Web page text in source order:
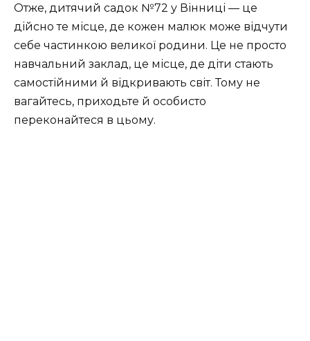
Отже, дитячий садок №72 у Вінниці — це
дійсно те місце, де кожен малюк може відчути
себе частинкою великої родини. Це не просто
навчальний заклад, це місце, де діти стають
самостійними й відкривають світ. Тому не
вагайтесь, приходьте й особисто
переконайтеся в цьому.